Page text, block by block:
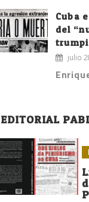
Cuba
del
julio
EDITORIAL